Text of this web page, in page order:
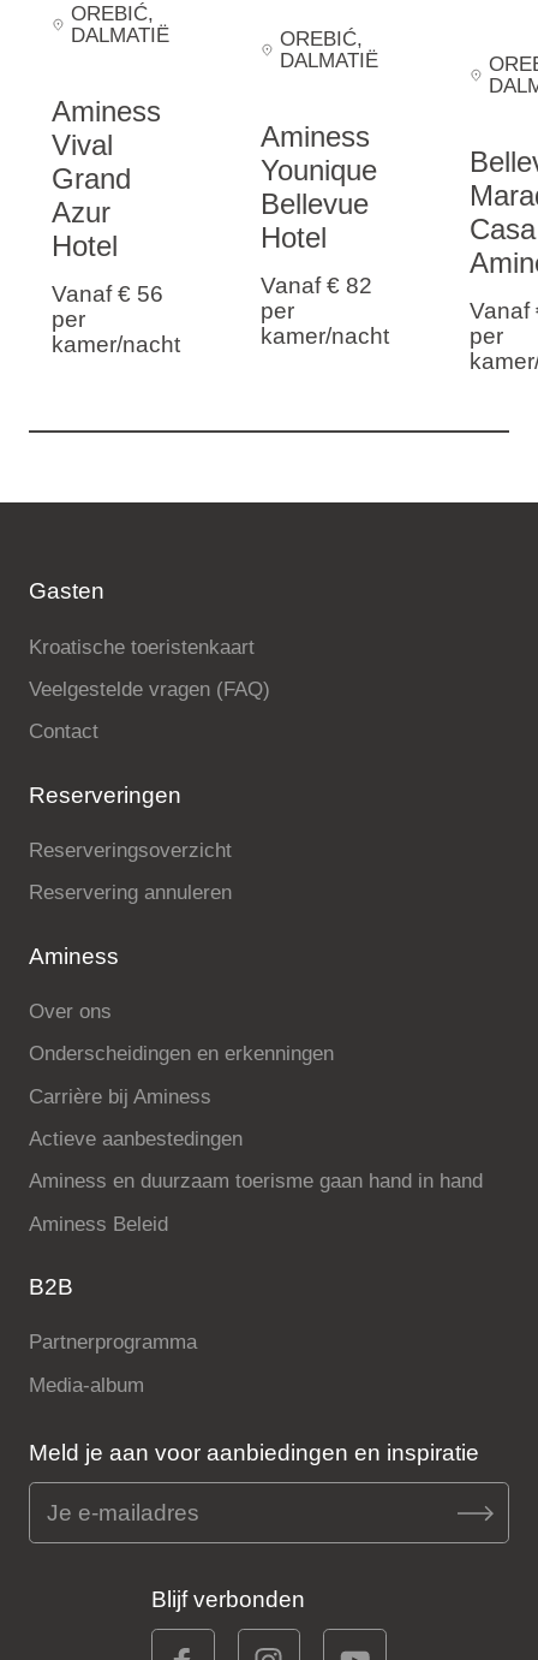
OREBIĆ,
DALMATIË
Aminess
Vival
Grand
Azur
Hotel
Vanaf € 56
per
kamer/nacht
OREBIĆ,
DALMATIË
Aminess
Younique
Bellevue
Hotel
Vanaf € 82
per
kamer/nacht
Vanaf
per
Gasten
Kroatische toeristenkaart
Veelgestelde vragen (FAQ)
Contact
Reserveringen
Reserveringsoverzicht
Reservering annuleren
Aminess
Over ons
Onderscheidingen en erkenningen
Carrière bij Aminess
Actieve aanbestedingen
Aminess en duurzaam toerisme gaan hand in hand
Aminess Beleid
B2B
Partnerprogramma
Media-album
Meld je aan voor aanbiedingen en inspiratie
Blijf verbonden